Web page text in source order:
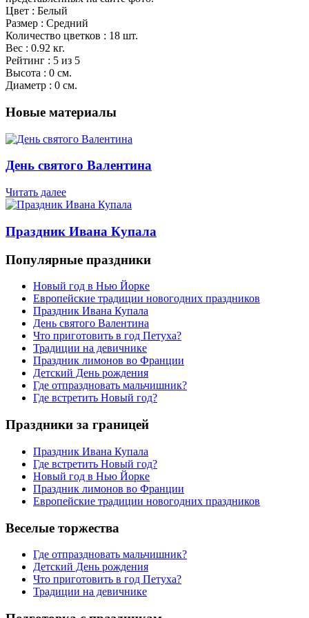
Цвет : Белый
Размер : Средний
Количество цветков : 18 шт.
Вес : 0.92 кг.
Рейтинг : 5 из 5
Высота : 0 см.
Диаметр : 0 см.
Новые материалы
День святого Валентина
Читать далее
Праздник Ивана Купала
Популярные праздники
Новый год в Нью Йорке
Европейские традиции новогодних праздников
Праздник Ивана Купала
День святого Валентина
Что приготовить в год Петуха?
Традиции на девичнике
Праздник лимонов во Франции
Детский День рождения
Где отпраздновать мальчишник?
Где встретить Новый год?
Праздники за границей
Праздник Ивана Купала
Где встретить Новый год?
Новый год в Нью Йорке
Праздник лимонов во Франции
Европейские традиции новогодних праздников
Веселые торжества
Где отпраздновать мальчишник?
Детский День рождения
Что приготовить в год Петуха?
Традиции на девичнике